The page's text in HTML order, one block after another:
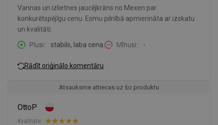
Vannas un izlietnes jaucējkrāns no Mexen par
konkurētspējīgu cenu. Esmu pilnībā apmierināta ar izskatu
un kvalitāti.
Plusi:
stabils, laba cena. Mīnusi: -
Rādīt oriģinālo komentāru
Atsauksme attiecas uz šo produktu
OttoP
Kvalitāte: